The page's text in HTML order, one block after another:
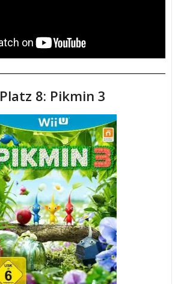
Platz 8: Pikmin 3